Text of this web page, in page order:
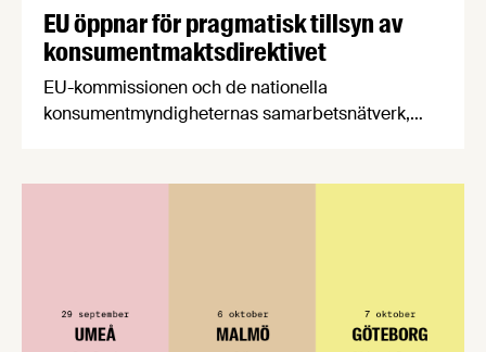
EU öppnar för pragmatisk tillsyn av
konsumentmaktsdirektivet
EU-kommissionen och de nationella
konsumentmyndigheternas samarbetsnätverk,